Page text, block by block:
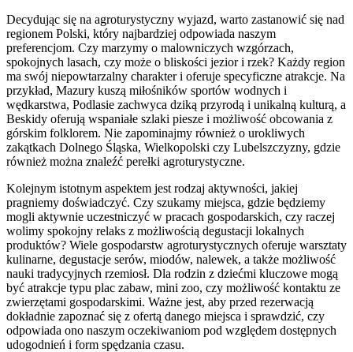
Decydując się na agroturystyczny wyjazd, warto zastanowić się nad
regionem Polski, który najbardziej odpowiada naszym
preferencjom. Czy marzymy o malowniczych wzgórzach,
spokojnych lasach, czy może o bliskości jezior i rzek? Każdy region
ma swój niepowtarzalny charakter i oferuje specyficzne atrakcje. Na
przykład, Mazury kuszą miłośników sportów wodnych i
wędkarstwa, Podlasie zachwyca dziką przyrodą i unikalną kulturą, a
Beskidy oferują wspaniałe szlaki piesze i możliwość obcowania z
górskim folklorem. Nie zapominajmy również o urokliwych
zakątkach Dolnego Śląska, Wielkopolski czy Lubelszczyzny, gdzie
również można znaleźć perełki agroturystyczne.
Kolejnym istotnym aspektem jest rodzaj aktywności, jakiej
pragniemy doświadczyć. Czy szukamy miejsca, gdzie będziemy
mogli aktywnie uczestniczyć w pracach gospodarskich, czy raczej
wolimy spokojny relaks z możliwością degustacji lokalnych
produktów? Wiele gospodarstw agroturystycznych oferuje warsztaty
kulinarne, degustacje serów, miodów, nalewek, a także możliwość
nauki tradycyjnych rzemiosł. Dla rodzin z dziećmi kluczowe mogą
być atrakcje typu plac zabaw, mini zoo, czy możliwość kontaktu ze
zwierzętami gospodarskimi. Ważne jest, aby przed rezerwacją
dokładnie zapoznać się z ofertą danego miejsca i sprawdzić, czy
odpowiada ono naszym oczekiwaniom pod względem dostępnych
udogodnień i form spędzania czasu.